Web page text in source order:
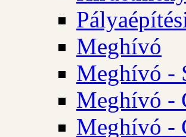
Meghívó
Meghívó -
Meghívó -
Meghívó -